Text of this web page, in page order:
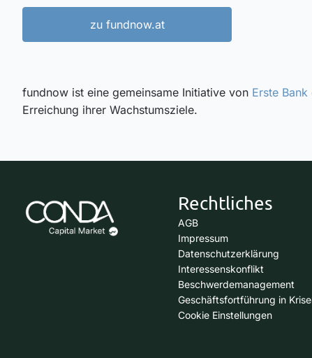
zu fundnow.at
fundnow ist eine gemeinsame Initiative von Erste
Erreichung ihrer Wachstumsziele.
Rechtliches
AGB
Impressum
Datenschutzerklärung
Interessenskonflikt
Beschwerdemanagement
Geschäftsfortführung in
Cookie Einstellungen